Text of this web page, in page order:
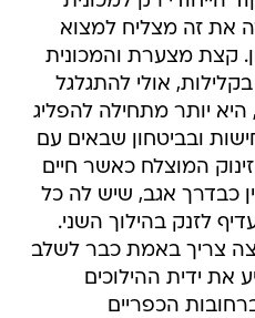
את זה מצליח למצוא
קצת מצערת והמכונית
אולי להתגלגל
יותר מתחילה להפליג
ובביטחון שבאים עם
המוצלח כאשר חיים
כבדרך אגב, שיש לה כל
לזנק בהילוך השני.
צריך באמת כבר לשלב
את ידית ההילוכים
הכפריים